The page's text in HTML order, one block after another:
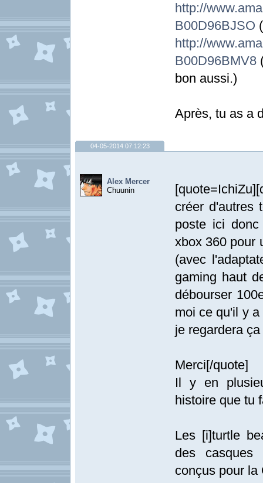
http://
B00D96BJSO
http://
B00D96BMV8
bon aussi.)
Après, tu as a
04-05-2014 07:12:23
Alex Mercer
Chuunin
créer d'autres
poste ici
xbox 360 pour
(avec
gaming haut
débourser
moi ce qu'il y
je regardera
Merci[/quote]
Il y en
histoire que tu
Les [i]turtle
des casques
conçus pour la